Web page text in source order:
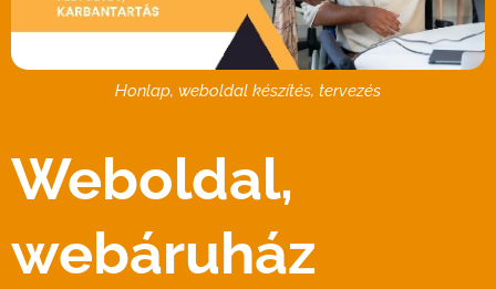
Honlap, weboldal készítés, tervezés
Weboldal,
webáruház